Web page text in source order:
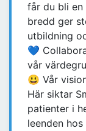
får du bli
bredd ger
utbildning
💙
vår
😃 Vår
Här siktar
patienter i
leenden